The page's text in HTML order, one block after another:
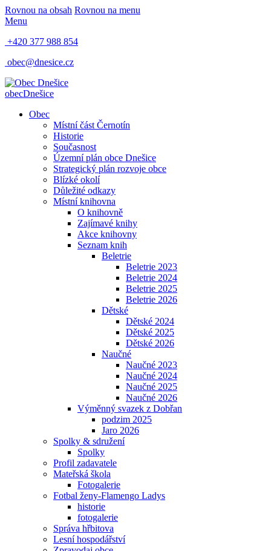
Rovnou na obsah Rovnou na menu
Menu
+420 377 988 854
obec@dnesice.cz
obecDnešice
Obec
Místní část Černotín
Historie
Současnost
Územní plán obce Dnešice
Strategický plán rozvoje obce
Blízké okolí
Důležité odkazy
Místní knihovna
O knihovně
Zajímavé knihy
Akce knihovny
Seznam knih
Beletrie
Beletrie 2023
Beletrie 2024
Beletrie 2025
Beletrie 2026
Dětské
Dětské 2024
Dětské 2025
Dětské 2026
Naučné
Naučné 2023
Naučné 2024
Naučné 2025
Naučné 2026
Výměnný svazek z Dobřan
podzim 2025
Jaro 2026
Spolky & sdružení
Spolky
Profil zadavatele
Mateřská škola
Fotogalerie
Fotbal ženy-Flamengo Ladys
historie
fotogalerie
Správa hřbitova
Lesní hospodářství